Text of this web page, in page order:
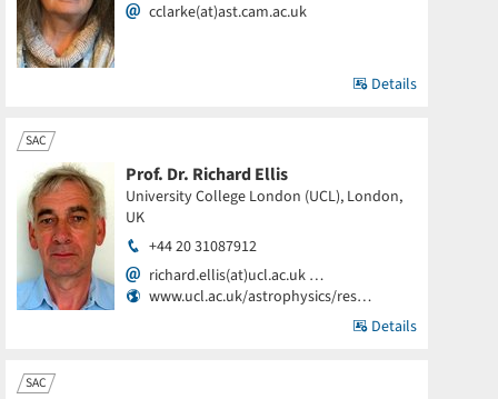
cclarke(at)ast.cam.ac.uk
Details
SAC
Prof. Dr. Richard Ellis
University College London (UCL), London,
UK
+44 20 31087912
richard.ellis(at)ucl.ac.uk …
www.ucl.ac.uk/astrophysics/res…
Details
SAC